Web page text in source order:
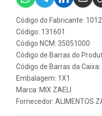
Código do Fabricante:
Código: 131601
Código NCM: 35051000
Código de Barras do
Código de Barras da
Embalagem: 1X1
Marca: MIX ZAELI
Fornecedor: ALIMENTOS